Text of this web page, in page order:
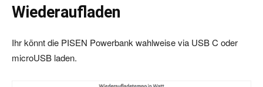
Wiederaufladen
Ihr könnt die PISEN Powerbank wahlweise via USB C oder
microUSB laden.